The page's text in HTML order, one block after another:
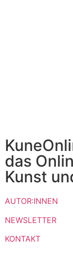
das
Kunst
AUTOR:INNEN
NEWSLETTER
KONTAKT